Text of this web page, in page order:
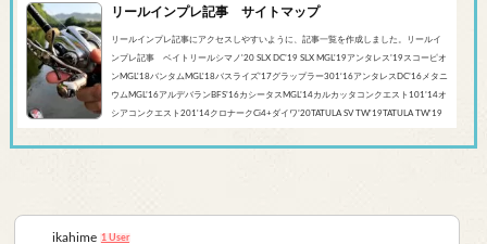
リールインプレ記事 サイトマップ
リールインプレ記事にアクセスしやすいように、記事一覧を作成しました。リールイ
ンプレ記事 ベイトリールシマノ'20 SLX DC’19 SLX MGL'19アンタレス’19スコーピオ
ンMGL'18バンタムMGL'18バスライズ’17グラップラー301‘16アンタレスDC’16メタニ
ウムMGL’16アルデバランBFS’16カシータスMGL’14カルカッタコンクエスト101’14オ
シアコンクエスト201'14クロナークCi4+ダイワ’20TATULA SV TW'19TATULA TW'19
ガルシア’...
ikahime 1 User